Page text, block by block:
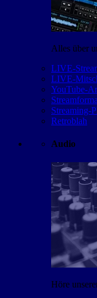
Alles über
LIVE-
LIVE-
YouTube-
Streaming-
Retroblah
Audio
Höre